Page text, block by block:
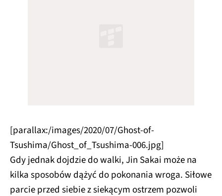
[parallax:/images/2020/07/Ghost-of-
Tsushima/Ghost_of_Tsushima-006.jpg]
Gdy jednak dojdzie do walki, Jin Sakai może na
kilka sposobów dążyć do pokonania wroga. Siłowe
parcie przed siebie z siekącym ostrzem pozwoli